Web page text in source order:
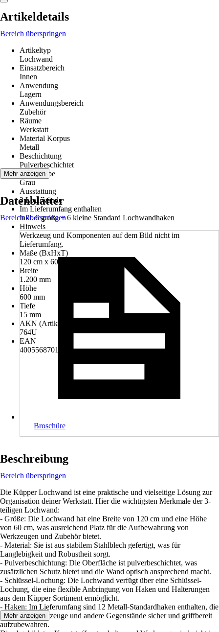
Artikeldetails
Bereich überspringen
Artikeltyp
Lochwand
Einsatzbereich
Innen
Anwendung
Lagern
Anwendungsbereich
Zubehör
Räume
Werkstatt
Material Korpus
Metall
Beschichtung
Pulverbeschichtet
Grundfarbe
Grau
Ausstattung
3 Lochwände
Im Lieferumfang enthalten
inkl. 6 große + 6 kleine Standard Lochwandhaken
Hinweis
Werkzeug und Komponenten auf dem Bild nicht im
Lieferumfang.
Maße (BxHxT)
120 cm x 60 cm x 1.5 cm
Breite
1.200 mm
Höhe
600 mm
Tiefe
15 mm
AKN (Artikelkurznummer)
764U
EAN
4005568701082
Mehr anzeigen
Datenblätter
Bereich überspringen
Broschüre
Beschreibung
Bereich überspringen
Die Küpper Lochwand ist eine praktische und vielseitige Lösung zur
Organisation deiner Werkstatt. Hier die wichtigsten Merkmale der 3-
teiligen Lochwand:
- Größe: Die Lochwand hat eine Breite von 120 cm und eine Höhe
von 60 cm, was ausreichend Platz für die Aufbewahrung von
Werkzeugen und Zubehör bietet.
- Material: Sie ist aus stabilem Stahlblech gefertigt, was für
Langlebigkeit und Robustheit sorgt.
- Pulverbeschichtung: Die Oberfläche ist pulverbeschichtet, was
zusätzlichen Schutz bietet und die Wand optisch ansprechend macht.
- Schlüssel-Lochung: Die Lochwand verfügt über eine Schlüssel-
Lochung, die eine flexible Anbringung von Haken und Halterungen
aus dem Küpper Sortiment ermöglicht.
- Haken: Im Lieferumfang sind 12 Metall-Standardhaken enthalten, die
dir helfen, Werkzeuge und andere Gegenstände sicher und griffbereit
aufzubewahren.
Mehr anzeigen